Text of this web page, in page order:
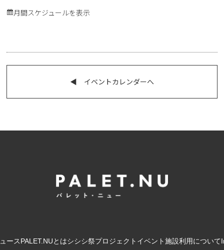
月間スケジュールを表示
◀︎ イベントカレンダーへ
ースPALET.NUとはシシシ祭プロジェクト イベント施設利用について